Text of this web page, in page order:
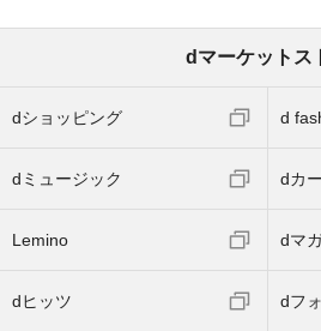
dマーケットス
dショッピング d
dミュージック dカ
Lemino dマ
dヒッツ dフ